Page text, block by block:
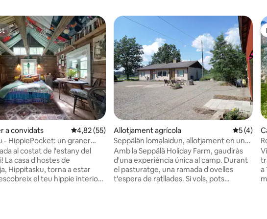
d'un total de 5; 37 avaluacions
a convidats 4,82 de puntuació mitjana d'un total de 5; 55 avaluacions
4,82 (55)
- HippiePocket: un graner
al costat de l'estany del
Hippitasku, torna a estar
Allotjament agrícola 5 de
5 (4)
Seppälän lomalaidun, allotjament en una
granja.
Amb la Seppälä Holiday Farm, gaudiràs
d'una experiència única al camp. Durant
el pasturatge, una ramada d'ovelles
t'espera de ratllades. Si vols, pots
a